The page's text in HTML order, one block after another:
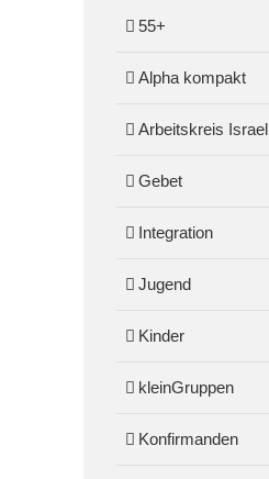
55+
Alpha kompakt
Arbeitskreis Israel
Gebet
Integration
Jugend
Kinder
kleinGruppen
Konfirmanden